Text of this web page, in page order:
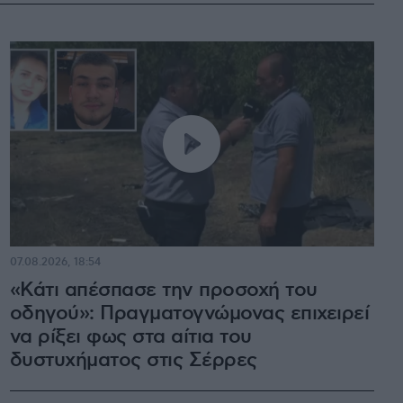
«Κάτι απέσπασε την προσοχή του
οδηγού»: Πραγματογνώμονας επιχειρεί
να ρίξει φως στα αίτια του
δυστυχήματος στις Σέρρες
07.08.2026, 18:54